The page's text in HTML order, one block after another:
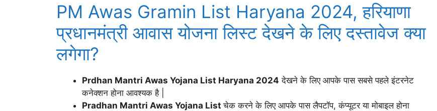
PM Awas Gramin List Haryana 2024, हरियाणा
प्रधानमंत्री आवास योजना लिस्ट देखने के लिए दस्तावेज क्या
लगेगा?
Prdhan Mantri Awas Yojana List Haryana 2024 देखने के लिए आपके पास सबसे पहले इंटरनेट
कनेक्शन होना आवश्यक है |
Pradhan Mantri Awas Yojana Listचेक करने के लिए आपके पास लैपटॉप, कंप्यूटर या मोबाइल होना